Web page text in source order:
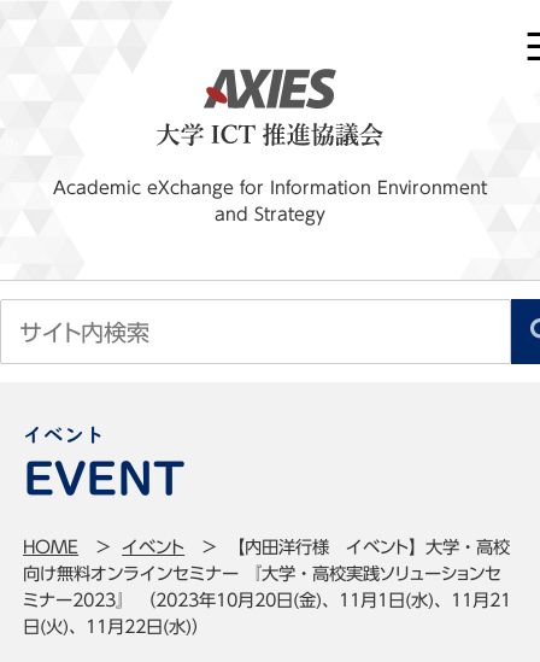
Academic eXchange for Information Environment
and Strategy
イベント
HOME イベント
【内田洋行様 イベント】大学・高校
向け無料オンラインセミナー 『大学・高校実践ソリューションセ
ミナー2023』 （2023年10月20日(金)、11月1日(水)、11月21
日(火)、11月22日(水)）